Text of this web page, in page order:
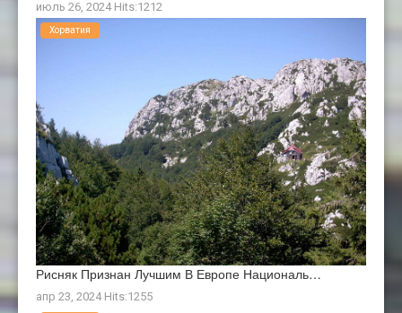
июль 26, 2024 Hits:1212
Рисняк Признан Лучшим В Европе Националь…
апр 23, 2024 Hits:1255
Хорватия